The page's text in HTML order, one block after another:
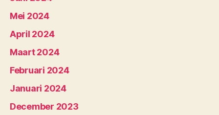
Mei 2024
April 2024
Maart 2024
Februari 2024
Januari 2024
December 2023